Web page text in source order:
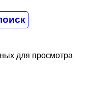
для просмотра